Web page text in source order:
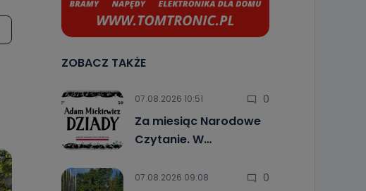
ZOBACZ TAKŻE
07.08.2026 10:51 0
Za miesiąc Narodowe
Czytanie. W…
07.08.2026 09:08 0